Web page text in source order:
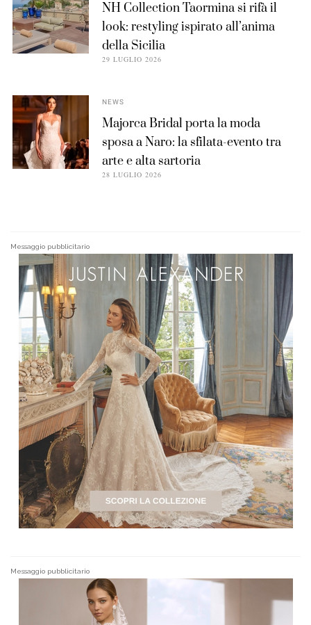
NH Collection Taormina si rifà il
look: restyling ispirato all’anima
della Sicilia
29 LUGLIO 2026
NEWS
Majorca Bridal porta la moda
sposa a Naro: la sfilata-evento tra
arte e alta sartoria
28 LUGLIO 2026
Messaggio pubblicitario
Messaggio pubblicitario